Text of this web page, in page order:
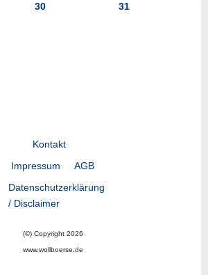
30 31
Kontakt
Impressum
AGB
Datenschutzerklärung
/ Disclaimer
(©) Copyright 2026
www.wollboerse.de